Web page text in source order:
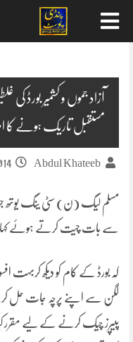
آزاد جموں و کشمیر بورڈ کی
مستقبل تاریک ہونے کا
Abdul Khateeb
مسلم لیگ (ن) سٹی ینگ یوتھ
سے بات چیت کرتے ہوئے کہا
کہ بورڈ کے کام کو دیکھ کربہت
لگن سے اپنے پرچہ جات حل
پیپرز چیک کرنے کے لیے مقرر